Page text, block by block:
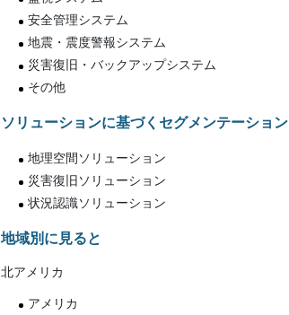
安全管理システム
地震・震度警報システム
災害復旧・バックアップシステム
その他
ソリューションに基づくセグメンテーション
地理空間ソリューション
災害復旧ソリューション
状況認識ソリューション
地域別に見ると
北アメリカ
アメリカ